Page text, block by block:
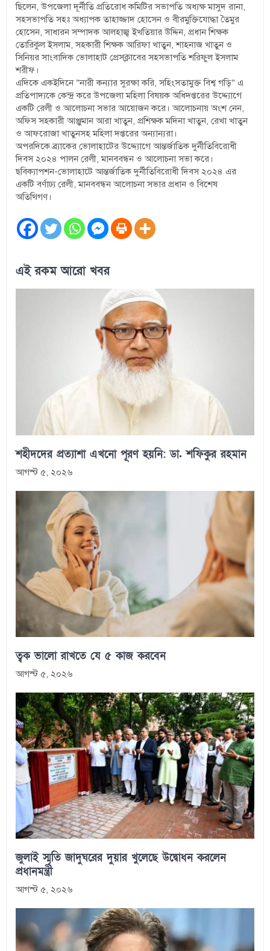
ছিলেন, উপজেলা দূর্নীতি প্রতিরোধ কমিটির সভাপতি অধ্যক্ষ মাসুদ রানা,
সহসভাপতি সহঃ অধ্যাপক তাহাজ্জাদ হোসেন ও বীরমুক্তিযোদ্ধা তৈমুর
হোসেন, সাধারন সম্পাদক আলহাজ্ব ইখতিয়ার উদ্দিন, প্রধান শিক্ষক
তোরিকুল ইসলাম, সহকারী শিক্ষক আরিফা খাতুন, শাহনাজ খাতুন ও
সিনিয়র সাংবাদিক ভোলাহাট প্রেসক্লাবের সহসভাপতি শরিফুল ইসলাম
শরীফ।
এদিকে একইদিনে “নারী কন্যার সুরক্ষা করি, সহিংসতামুক্ত বিশ্ব গড়ি” এ
প্রতিপাদ্যকে কেন্দ্র করে উপজেলা মহিলা বিষয়ক অধিদপ্তরের উদ্দ্যোগে
একটি রেলী ও আলোচনা সভার আয়োজন করে। আলোচনায় অংশ নেন,
অফিস সহকারী আঞ্জুমান আরা খাতুন, প্রশিক্ষক মদিনা খাতুন, রেখা খাতুন
ও আফরোজা খাতুনসহ মহিলা দপ্তরের অন্যান্যরা।
অপরদিকে ব্র্যাকের ভোলাহাটের উদ্দ্যোগে আন্তর্জাতিক দুর্নীতিবিরোধী
দিবস ২০২৪ পালন রেলী, মানববন্ধন ও আলোচনা সভা করে।
ছবিক্যাপশন-ভোলাহাটে আন্তর্জাতিক দুর্নীতিবিরোধী দিবস ২০২৪ এর
একটি বর্ণাঢ্য রেলী, মানববন্ধন আলোচনা সভার প্রধান ও বিশেষ
অতিথিগণ।
এই রকম আরো খবর
শহীদদের প্রত্যাশা এখনো পূরণ হয়নি: ডা. শফিকুর রহমান
আগস্ট ৫, ২০২৬
ত্বক ভালো রাখতে যে ৫ কাজ করবেন
আগস্ট ৫, ২০২৬
জুলাই স্মৃতি জাদুঘরের দুয়ার খুলেছে উদ্বোধন করলেন
প্রধানমন্ত্রী
আগস্ট ৫, ২০২৬